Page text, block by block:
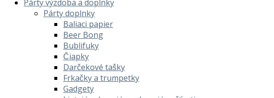
Párty výzdoba a doplnky
Párty doplnky
Baliaci papier
Beer Bong
Bublifuky
Čiapky
Darčekové tašky
Frkačky a trumpetky
Gadgety